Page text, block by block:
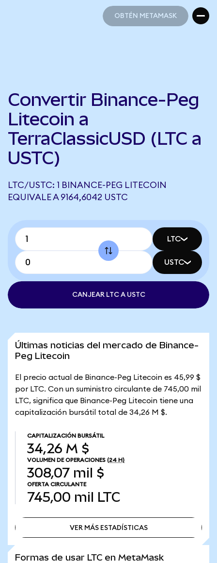
OBTÉN METAMASK
Convertir Binance-Peg
Litecoin a
TerraClassicUSD (LTC a
USTC)
LTC/USTC: 1 BINANCE-PEG LITECOIN
EQUIVALE A 9164,6042 USTC
LTC
USTC
CANJEAR LTC A USTC
Últimas noticias del mercado de Binance-
Peg Litecoin
El precio actual de Binance-Peg Litecoin es 45,99 $
por LTC. Con un suministro circulante de 745,00 mil
LTC, significa que Binance-Peg Litecoin tiene una
capitalización bursátil total de 34,26 M $.
CAPITALIZACIÓN BURSÁTIL
34,26 M $
VOLUMEN DE OPERACIONES (24 H)
308,07 mil $
OFERTA CIRCULANTE
745,00 mil LTC
VER MÁS ESTADÍSTICAS
Formas de usar LTC en MetaMask